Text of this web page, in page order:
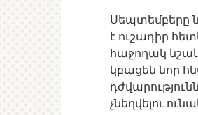
Սեպտեմբերը
է ուշադիր
հաջողակ
կբացեն նոր
չնեղվելու